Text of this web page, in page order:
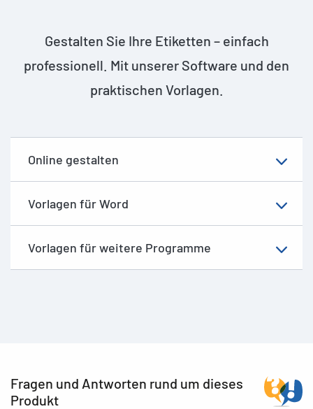
Gestalten Sie Ihre Etiketten – einfach
professionell. Mit unserer Software und den
praktischen Vorlagen.
Online gestalten
Vorlagen für Word
Vorlagen für weitere Programme
Fragen und Antworten rund um dieses
Produkt